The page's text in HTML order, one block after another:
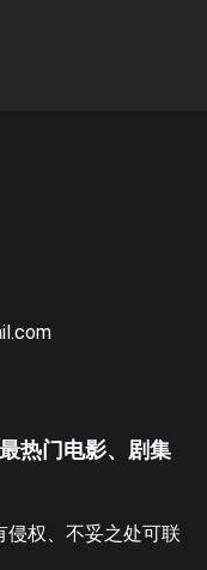
热门电影、剧集
侵权、不妥之处可联